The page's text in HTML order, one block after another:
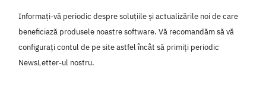
Informați-vă periodic despre soluțiile și actualizările noi de care
beneficiază produsele noastre software. Vă recomandăm să vă
configurați contul de pe site astfel încât să primiți periodic
NewsLetter-ul nostru.